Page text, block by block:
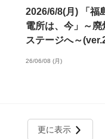
2026/6/8(月) 「福
電所は、今」～
ステージへ～
26/06/08 (月)
更に表示